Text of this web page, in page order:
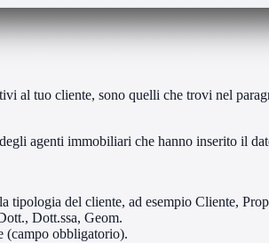
al tuo cliente, sono quelli che trovi nel
agenti immobiliari che hanno inserito il
tipologia del cliente, ad esempio Cliente,
Dott.ssa, Geom.
(campo obbligatorio).